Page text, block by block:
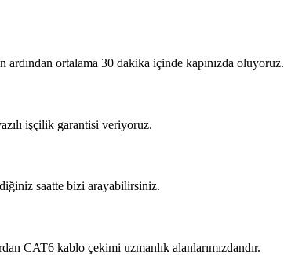
ortalama 30 dakika içinde kapınızda oluyoruz.
işçilik garantisi veriyoruz.
saatte bizi arayabilirsiniz.
CAT6 kablo çekimi uzmanlık alanlarımızdandır.